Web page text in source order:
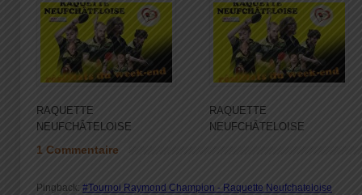
RAQUETTE
NEUFCHÂTELOISE
RAQUETTE
NEUFCHÂTELOISE
1 Commentaire
Pingback: #Tournoi Raymond Champion - Raquette Neufchateloise